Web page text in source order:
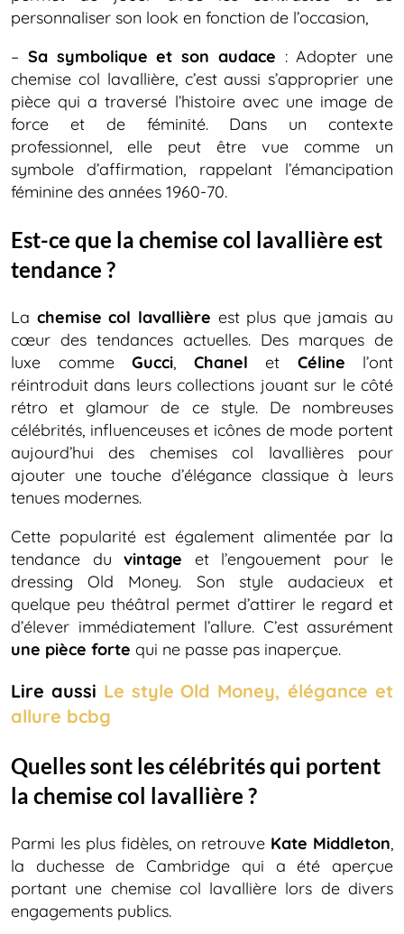
personnaliser son look en fonction de l’occasion,
– Sa symbolique et son audace : Adopter une
chemise col lavallière, c’est aussi s’approprier une
pièce qui a traversé l’histoire avec une image de
force et de féminité. Dans un contexte
professionnel, elle peut être vue comme un
symbole d’affirmation, rappelant l’émancipation
féminine des années 1960-70.
Est-ce que la chemise col lavallière est
tendance ?
La chemise col lavallière est plus que jamais au
cœur des tendances actuelles. Des marques de
luxe comme Gucci Chanel et Céline l’ont
réintroduit dans leurs collections jouant sur le côté
rétro et glamour de ce style. De nombreuses
célébrités, influenceuses et icônes de mode portent
aujourd’hui des chemises col lavallières pour
ajouter une touche d’élégance classique à leurs
tenues modernes.
Cette popularité est également alimentée par la
tendance du vintage et l’engouement pour le
dressing Old Money. Son style audacieux et
quelque peu théâtral permet d’attirer le regard et
d’élever immédiatement l’allure. C’est assurément
une pièce forte qui ne passe pas inaperçue.
Lire aussi Le style Old Money, élégance et
allure bcbg
Quelles sont les célébrités qui portent
la chemise col lavallière ?
Parmi les plus fidèles, on retrouve Kate Middleton
la duchesse de Cambridge qui a été aperçue
portant une chemise col lavallière lors de divers
engagements publics.